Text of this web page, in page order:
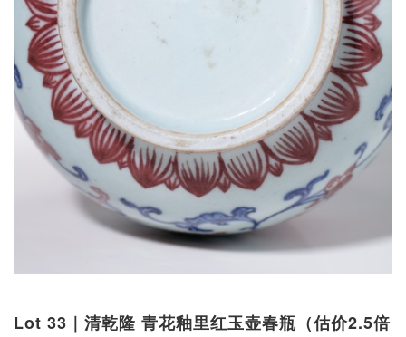
Lot 33｜清乾隆 青花釉里红玉壶春瓶（估价2.5倍